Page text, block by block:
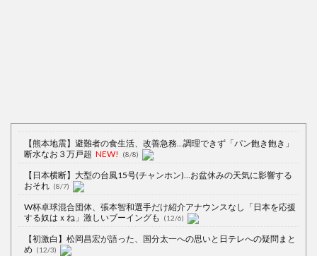
【熊本地震】避難者の食生活、改善急務…調理できず「パン飽き飽き」
断水なお３万戸超 NEW! (8/8)
【日本横断】大型の台風15号(チャンホン)…お盆休みの天気に影響する
おそれ (8/7)
W杯卓球混合団体、張本智和選手だけ紹介アナウンスなし「日本を応援
する奴はｘね」激しいブーイングも
(12/6)
【初激白】松岡昌宏が語った、国分太一への思いと日テレへの疑問まと
め (12/3)